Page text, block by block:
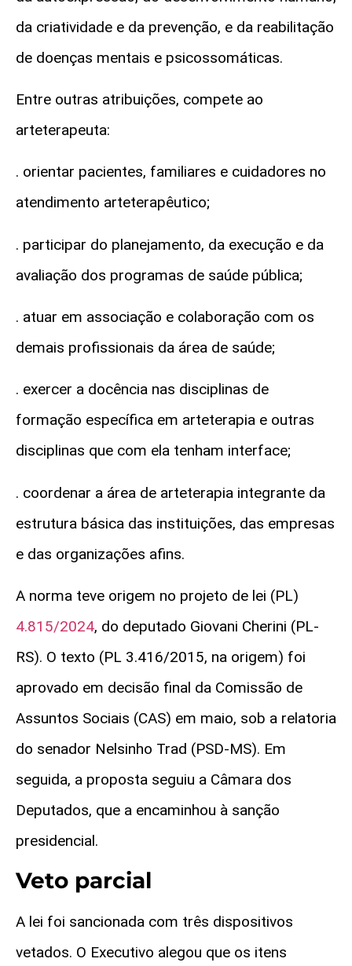
da criatividade e da prevenção, e da reabilitação
de doenças mentais e psicossomáticas.
Entre outras atribuições, compete ao
arteterapeuta:
. orientar pacientes, familiares e cuidadores no
atendimento arteterapêutico;
. participar do planejamento, da execução e da
avaliação dos programas de saúde pública;
. atuar em associação e colaboração com os
demais profissionais da área de saúde;
. exercer a docência nas disciplinas de
formação específica em arteterapia e outras
disciplinas que com ela tenham interface;
. coordenar a área de arteterapia integrante da
estrutura básica das instituições, das empresas
e das organizações afins.
A norma teve origem no projeto de lei (PL)
4.815/2024, do deputado Giovani Cherini (PL-
RS). O texto (PL 3.416/2015, na origem) foi
aprovado em decisão final da Comissão de
Assuntos Sociais (CAS) em maio, sob a relatoria
do senador Nelsinho Trad (PSD-MS). Em
seguida, a proposta seguiu a Câmara dos
Deputados, que a encaminhou à sanção
presidencial.
Veto parcial
A lei foi sancionada com três dispositivos
vetados. O Executivo alegou que os itens